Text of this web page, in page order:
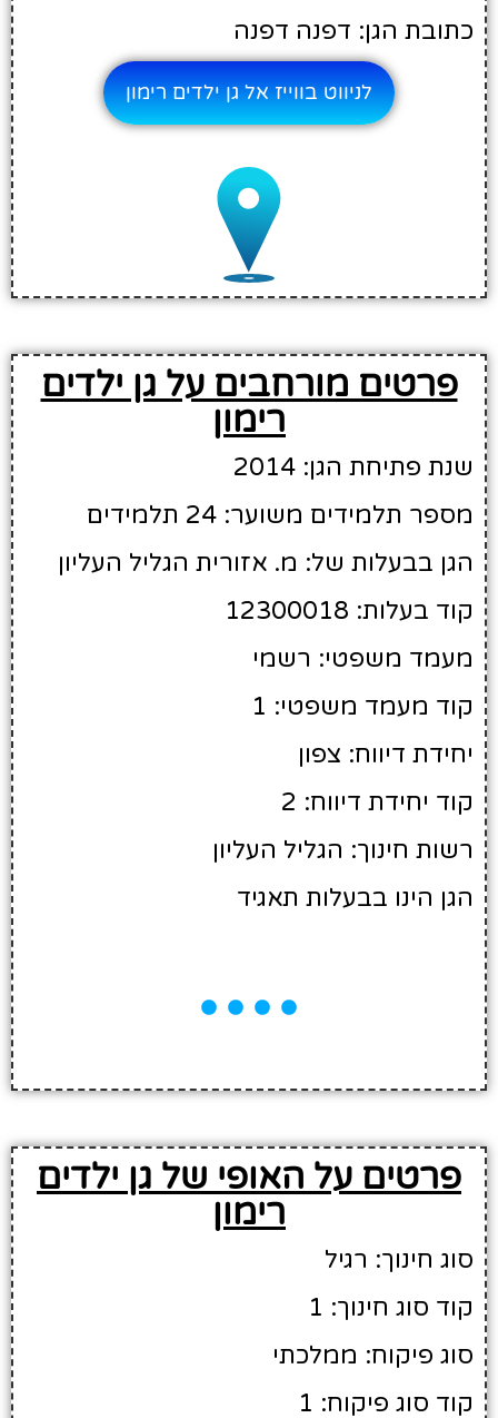
כתובת הגן: דפנה דפנה
לניווט בווייז אל גן ילדים רימון
פרטים מורחבים על גן ילדים
רימון
שנת פתיחת הגן: 2014
מספר תלמידים משוער: 24 תלמידים
הגן בבעלות של: מ. אזורית הגליל העליון
קוד בעלות: 12300018
מעמד משפטי: רשמי
קוד מעמד משפטי: 1
יחידת דיווח: צפון
קוד יחידת דיווח: 2
רשות חינוך: הגליל העליון
הגן הינו בבעלות תאגיד
פרטים על האופי של גן ילדים
רימון
סוג חינוך: רגיל
קוד סוג חינוך: 1
סוג פיקוח: ממלכתי
קוד סוג פיקוח: 1